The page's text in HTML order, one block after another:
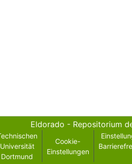
Eldorado - Repositorium
Universität
Dortmund
Cookie-
Einstellungen